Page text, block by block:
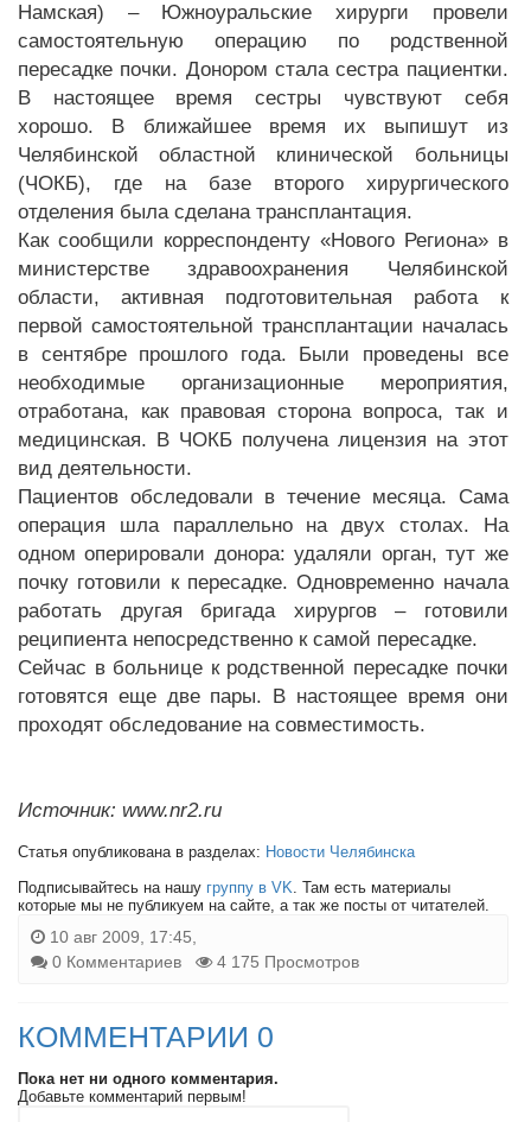
Намская) – Южноуральские хирурги провели
самостоятельную операцию по родственной
пересадке почки. Донором стала сестра пациентки.
В настоящее время сестры чувствуют себя
хорошо. В ближайшее время их выпишут из
Челябинской областной клинической больницы
(ЧОКБ), где на базе второго хирургического
отделения была сделана трансплантация.
Как сообщили корреспонденту «Нового Региона» в
министерстве здравоохранения Челябинской
области, активная подготовительная работа к
первой самостоятельной трансплантации началась
в сентябре прошлого года. Были проведены все
необходимые организационные мероприятия,
отработана, как правовая сторона вопроса, так и
медицинская. В ЧОКБ получена лицензия на этот
вид деятельности.
Пациентов обследовали в течение месяца. Сама
операция шла параллельно на двух столах. На
одном оперировали донора: удаляли орган, тут же
почку готовили к пересадке. Одновременно начала
работать другая бригада хирургов – готовили
реципиента непосредственно к самой пересадке.
Сейчас в больнице к родственной пересадке почки
готовятся еще две пары. В настоящее время они
проходят обследование на совместимость.
Источник: www.nr2.ru
Статья опубликована в разделах: Новости Челябинска
Подписывайтесь на нашу группу в VK. Там есть материалы
которые мы не публикуем на сайте, а так же посты от читателей.
10 авг 2009, 17:45,
0 Комментариев
4 175 Просмотров
КОММЕНТАРИИ 0
Пока нет ни одного комментария.
Добавьте комментарий первым!